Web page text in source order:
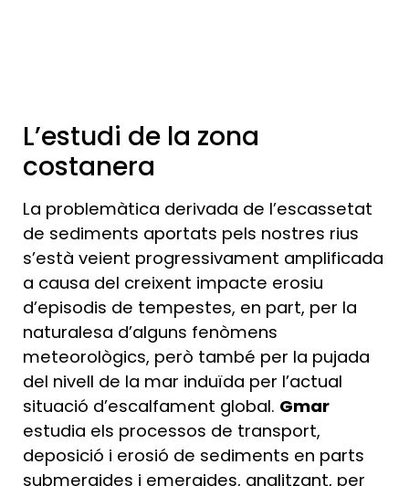
L’estudi de la zona
costanera
La problemàtica derivada de l’escassetat
de sediments aportats pels nostres rius
s’està veient progressivament amplificada
a causa del creixent impacte erosiu
d’episodis de tempestes, en part, per la
naturalesa d’alguns fenòmens
meteorològics, però també per la pujada
del nivell de la mar induïda per l’actual
situació d’escalfament global. Gmar
estudia els processos de transport,
deposició i erosió de sediments en parts
submergides i emergides, analitzant, per